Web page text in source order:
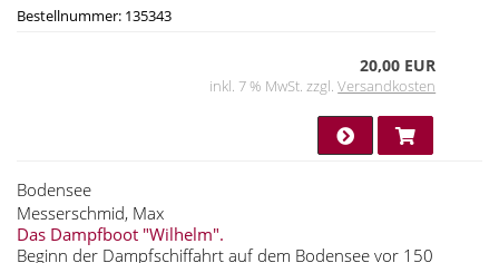
Bestellnummer: 135343
20,00 EUR
inkl. 7 % MwSt. zzgl.Versandkosten
Bodensee
Messerschmid, Max
Das Dampfboot "Wilhelm".
Beginn der Dampfschiffahrt auf dem Bodensee vor 150